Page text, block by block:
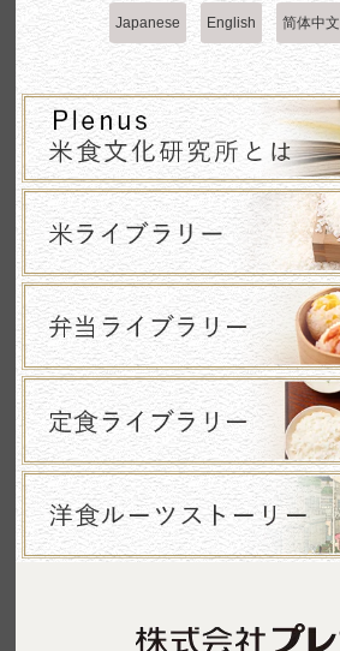
Japanese English 简体中文